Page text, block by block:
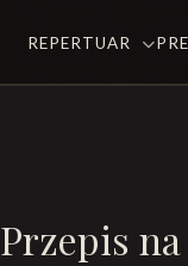
REPERTUAR
Przepis